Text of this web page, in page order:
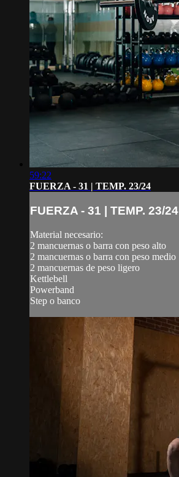
59:22
FUERZA - 31 | TEMP. 23/24
FUERZA - 31 | TEMP. 23/24
Material necesario:
2 mancuernas o barra con peso alto
2 mancuernas o barra con peso medio
2 mancuernas de peso ligero
Kettlebell
Powerband
Step o banco